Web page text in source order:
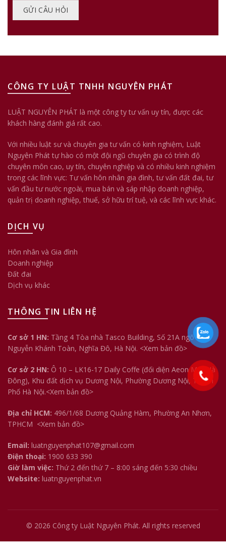
CÔNG TY LUẬT TNHH NGUYÊN PHÁT
LUẬT NGUYÊN PHÁT là một công ty tư vấn uy tín, được các
khách hàng đánh giá rất cao.
Với nhiều luật sư và chuyên gia tư vấn có kinh nghiệm, Luật
Nguyên Phát tự hào có một đội ngũ chuyên gia có trình độ
chuyên môn cao, uy tín, chuyên nghiệp và có nhiều kinh nghiệm
trong các lĩnh vực: Tư vấn hôn nhân gia đình, tư vấn đất đai, tư
vấn đầu tư nước ngoài, mua bán và sáp nhập doanh nghiệp,
quản trị doanh nghiệp, thuế, sở hữu trí tuệ, và các lĩnh vực khác.
DỊCH VỤ
Hôn nhân và Gia đình
Doanh nghiệp
Đất đai
Dịch vụ khác
THÔNG TIN LIÊN HỆ
Cơ sở 1 HN: Tầng 4 Tòa nhà Tasco Building, Số 21A ngõ 158
Nguyễn Khánh Toàn, Nghĩa Đô, Hà Nội. <Xem bản đồ>
Cơ sở 2 HN: Ô 10 – LK16-17 Daily Coffe (đối diện Aeon Mall Hà
Đông), Khu đất dịch vụ Dương Nội, Phường Dương Nội, Thành
Phố Hà Nội.<Xem bản đồ>
Địa chỉ HCM: 496/1/68 Dương Quảng Hàm, Phường An Nhơn,
TPHCM <Xem bản đồ>
Email: luatnguyenphat107@gmail.com
Điện thoại: 1900 633 390
Giờ làm việc: Thứ 2 đến thứ 7 – 8:00 sáng đến 5:30 chiều
Website: luatnguyenphat.vn
© 2026 Công ty Luật Nguyên Phát. All rights reserved